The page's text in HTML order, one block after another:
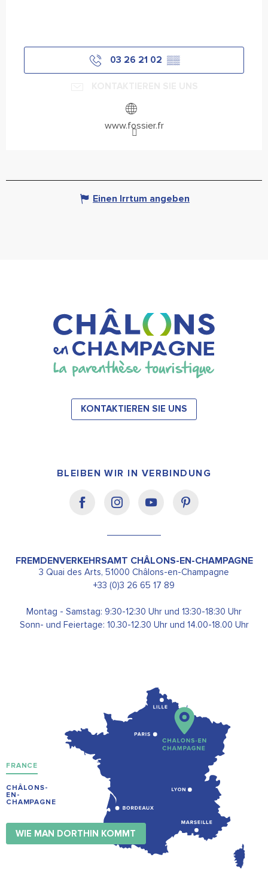
03 26 21 02 ▒▒
www.fossier.fr
Einen Irrtum angeben
KONTAKTIEREN SIE UNS
BLEIBEN WIR IN VERBINDUNG
FREMDENVERKEHRSAMT CHÂLONS-EN-CHAMPAGNE
3 Quai des Arts, 51000 Châlons-en-Champagne
+33 (0)3 26 65 17 89
Montag - Samstag: 9:30-12:30 Uhr und 13:30-18:30 Uhr
Sonn- und Feiertage: 10.30-12.30 Uhr und 14.00-18.00 Uhr
FRANCE
CHÂLONS-
EN-
CHAMPAGNE
WIE MAN DORTHIN KOMMT